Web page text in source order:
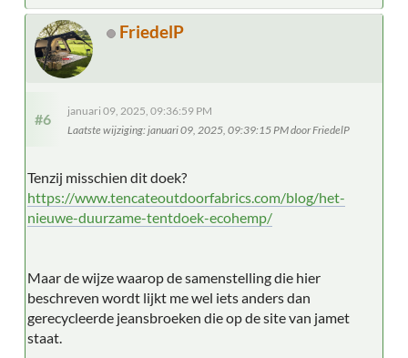
FriedelP
#6
januari 09, 2025, 09:36:59 PM
Laatste wijziging: januari 09, 2025, 09:39:15 PM door FriedelP
Tenzij misschien dit doek?
https://www.tencateoutdoorfabrics.com/blog/het-
nieuwe-duurzame-tentdoek-ecohemp/
Maar de wijze waarop de samenstelling die hier
beschreven wordt lijkt me wel iets anders dan
gerecycleerde jeansbroeken die op de site van jamet
staat.